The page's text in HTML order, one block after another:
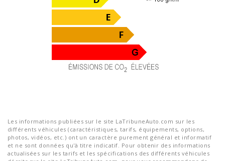
Les informations publiées sur le site LaTribuneAuto.com sur les
différents véhicules (caractéristiques, tarifs, équipements, options,
photos, vidéos, etc.) ont un caractère purement général et informatif
et ne sont données qu'à titre indicatif. Pour obtenir des informations
actualisées sur les tarifs et les spécifications des différents véhicules